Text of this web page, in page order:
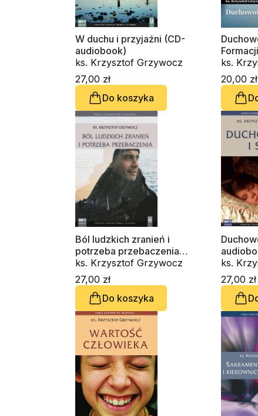
W duchu i przyjaźni (CD-
audiobook)
ks. Krzysztof Grzywocz
27,00 zł
Do koszyka
ks.
20,00 zł
Ból ludzkich zranień i
potrzeba przebaczenia
(CD-audiobook)
ks. Krzysztof Grzywocz
27,00 zł
Do koszyka
ks.
27,00 zł